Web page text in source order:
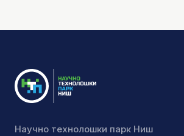
Научно технолошки парк Ниш